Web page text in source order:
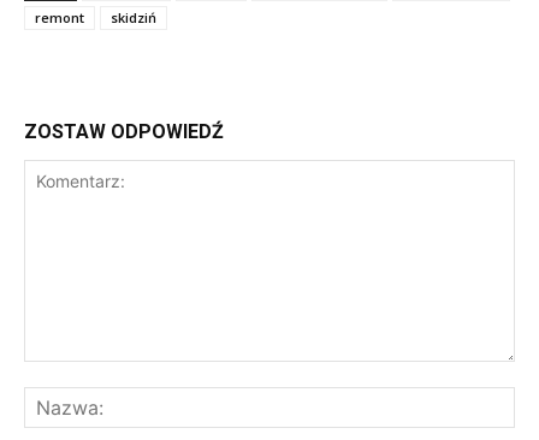
remont
skidziń
ZOSTAW ODPOWIEDŹ